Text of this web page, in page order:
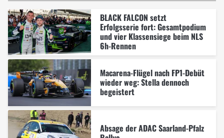
BLACK FALCON setzt
Erfolgsserie fort: Gesamtpodium
und vier Klassensiege beim NLS
6h-Rennen
Macarena-Flügel nach FP1-Debüt
wieder weg: Stella dennoch
begeistert
Absage der ADAC Saarland-Pfalz